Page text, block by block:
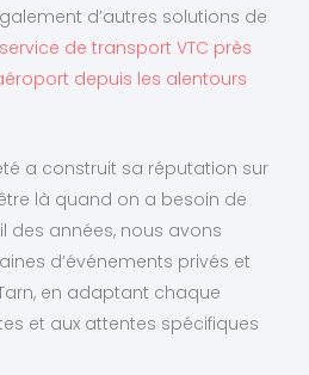
d’autres solutions de
service de transport VTC près
depuis les alentours
a construit sa réputation sur
là quand on a besoin de
des années, nous avons
d’événements privés et
en adaptant chaque
et aux attentes spécifiques